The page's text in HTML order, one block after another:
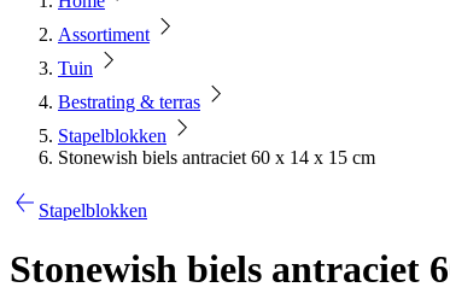
Assortiment
Tuin
Bestrating & terras
Stapelblokken
Stonewish biels antraciet 60 x 14 x 15 cm
Stapelblokken
Stonewish biels antraciet